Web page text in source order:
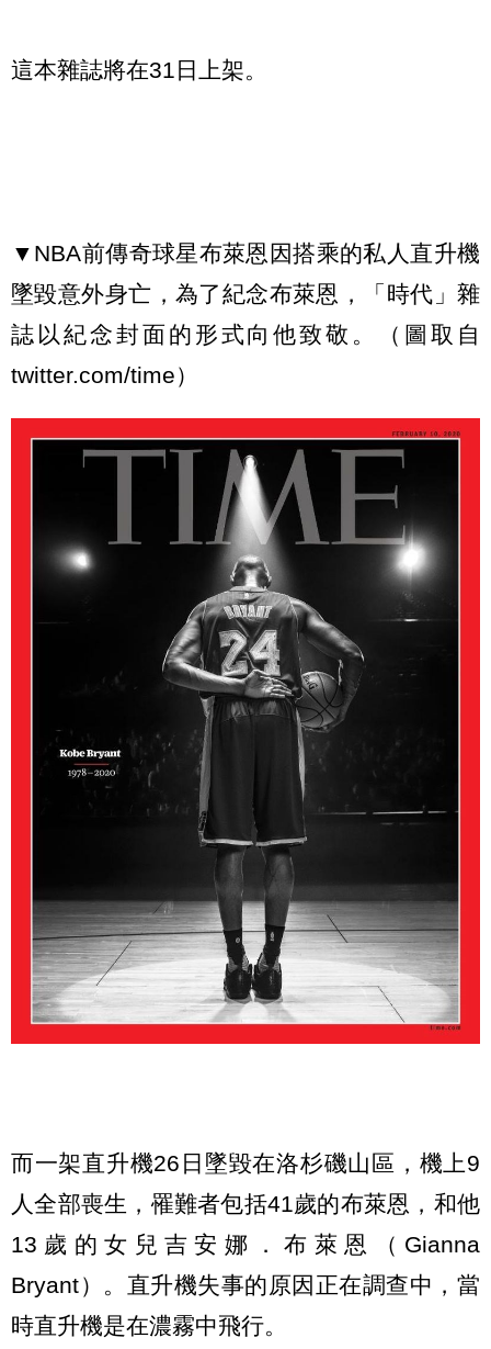
這本雜誌將在31日上架。
▼NBA前傳奇球星布萊恩因搭乘的私人直升機
墜毀意外身亡，為了紀念布萊恩，「時代」雜
誌以紀念封面的形式向他致敬。（圖取自
twitter.com/time）
而一架直升機26日墜毀在洛杉磯山區，機上9
人全部喪生，罹難者包括41歲的布萊恩，和他
13歲的女兒吉安娜．布萊恩（Gianna
Bryant）。直升機失事的原因正在調查中，當
時直升機是在濃霧中飛行。